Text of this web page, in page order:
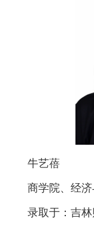
牛艺蓓
商学院、经
录取于：吉